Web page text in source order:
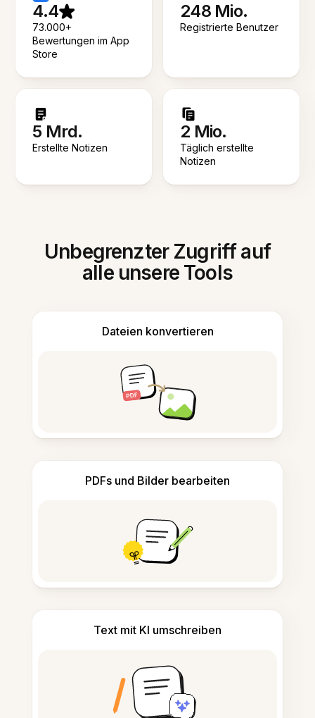
4.4
73.000+
Bewertungen im App
Store
248 Mio.
Registrierte Benutzer
5 Mrd.
Erstellte Notizen
2 Mio.
Täglich erstellte
Notizen
Unbegrenzter Zugriff auf
alle unsere Tools
Dateien konvertieren
PDFs und Bilder bearbeiten
Text mit KI umschreiben